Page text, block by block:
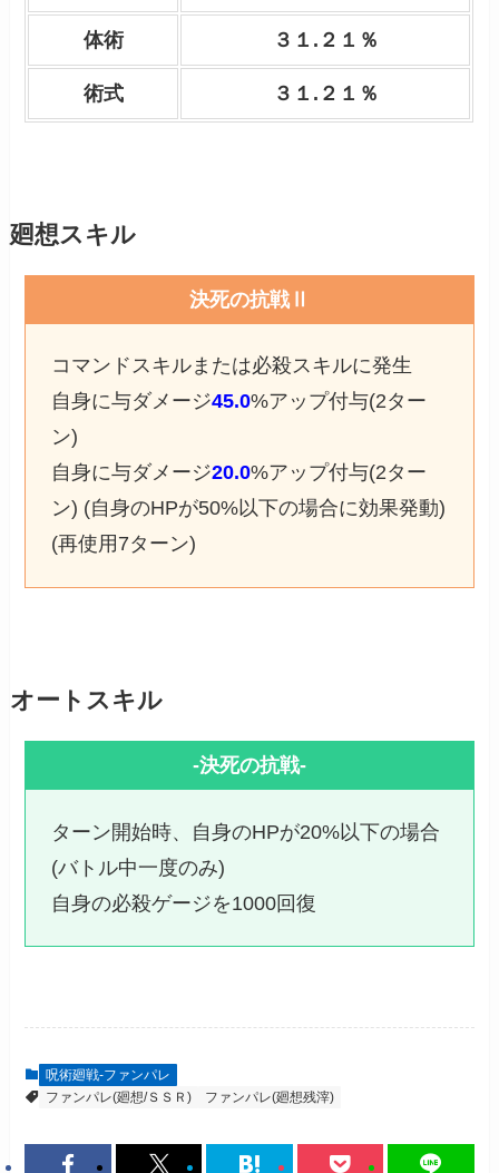
体術 ３１.２１％
術式 ３１.２１％
廻想スキル
決死の抗戦Ⅱ
コマンドスキルまたは必殺スキルに発生
自身に与ダメージ45.0%アップ付与(2ター
ン)
自身に与ダメージ20.0%アップ付与(2ター
ン) (自身のHPが50%以下の場合に効果発動)
(再使用7ターン)
オートスキル
-決死の抗戦-
ターン開始時、自身のHPが20%以下の場合
(バトル中一度のみ)
自身の必殺ゲージを1000回復
呪術廻戦-ファンパレ
ファンパレ(廻想/ＳＳＲ)
ファンパレ(廻想残滓)